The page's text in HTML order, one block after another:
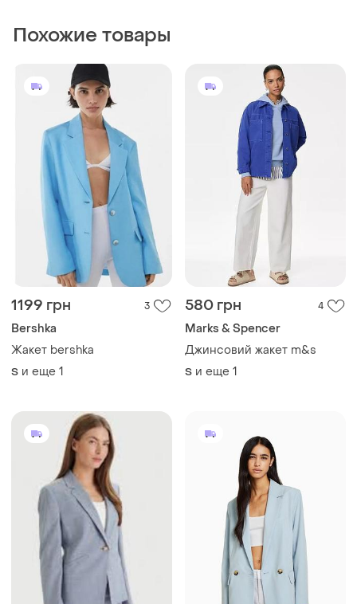
Похожие товары
1199 грн 3
Bershka
Жакет bershka
S и еще 1
580 грн 4
Marks & Spencer
Джинсовий жакет m&s
S и еще 1